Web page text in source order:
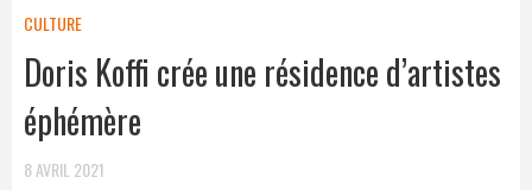
CULTURE
Doris Koffi crée une résidence d’artistes
éphémère
8 AVRIL 2021